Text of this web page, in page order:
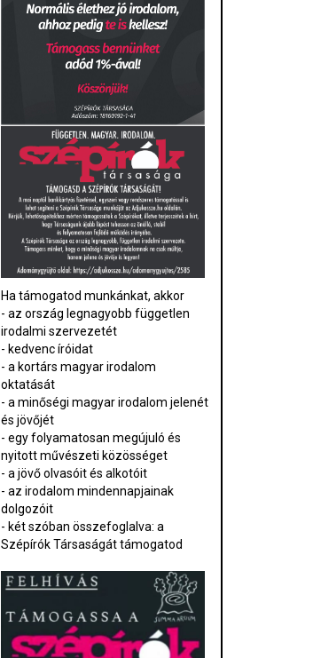
Ha támogatod munkánkat, akkor
- az ország legnagyobb független
irodalmi szervezetét
- kedvenc íróidat
- a kortárs magyar irodalom
oktatását
- a minőségi magyar irodalom jelenét
és jövőjét
- egy folyamatosan megújuló és
nyitott művészeti közösséget
- a jövő olvasóit és alkotóit
- az irodalom mindennapjainak
dolgozóit
- két szóban összefoglalva: a
Szépírók Társaságát támogatod